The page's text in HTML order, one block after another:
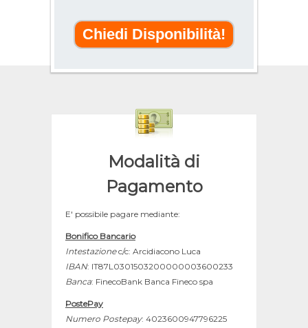
Modalità di
Pagamento
E' possibile pagare mediante:
Bonifico Bancario
Intestazionec/c: Arcidiacono Luca
IBAN: IT87L0301503200000003600233
Banca: FinecoBank Banca Fineco spa
PostePay
Numero Postepay: 4023600947796225